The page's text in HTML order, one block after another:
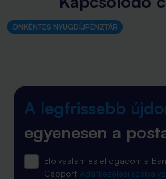
ÖNKÉNTES NYUGDÍJPÉNZTÁR
A legfrissebb
egyenesen a
Elolvastam és elfogadom a
Csoport Adatkezelési